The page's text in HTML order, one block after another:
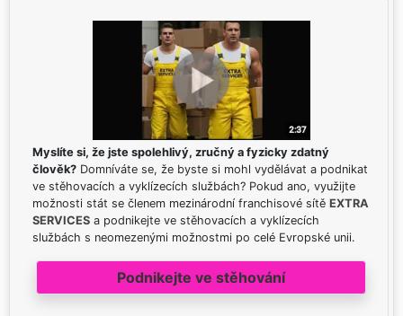
Myslíte si, že jste spolehlivý, zručný a fyzicky zdatný
člověk? Domníváte se, že byste si mohl vydělávat a podnikat
ve stěhovacích a vyklízecích službách? Pokud ano, využijte
možnosti stát se členem mezinárodní franchisové sítě EXTRA
SERVICES a podnikejte ve stěhovacích a vyklízecích
službách s neomezenými možnostmi po celé Evropské unii.
Podnikejte ve stěhování